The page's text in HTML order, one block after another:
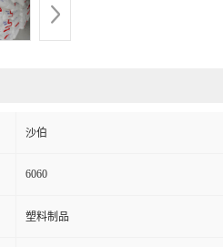
沙伯
6060
塑料制品